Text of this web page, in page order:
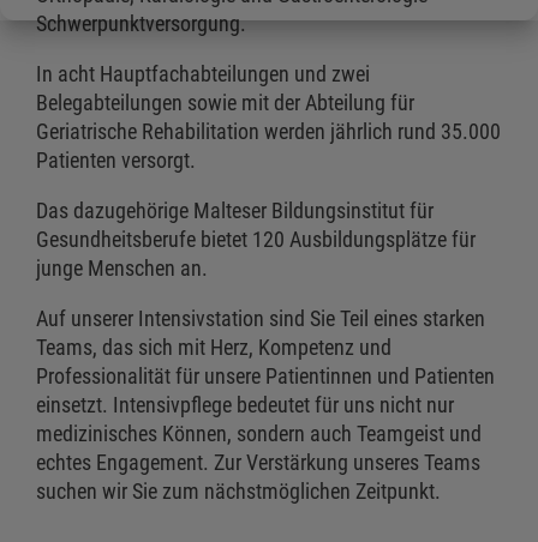
Schwerpunktversorgung.
In acht Hauptfachabteilungen und zwei
Belegabteilungen sowie mit der Abteilung für
Geriatrische Rehabilitation werden jährlich rund 35.000
Patienten versorgt.
Das dazugehörige Malteser Bildungsinstitut für
Gesundheitsberufe bietet 120 Ausbildungsplätze für
junge Menschen an.
Auf unserer Intensivstation sind Sie Teil eines starken
Teams, das sich mit Herz, Kompetenz und
Professionalität für unsere Patientinnen und Patienten
einsetzt. Intensivpflege bedeutet für uns nicht nur
medizinisches Können, sondern auch Teamgeist und
echtes Engagement. Zur Verstärkung unseres Teams
suchen wir Sie zum nächstmöglichen Zeitpunkt.